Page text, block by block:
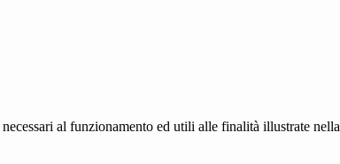
al funzionamento ed utili alle finalità illustrate nella